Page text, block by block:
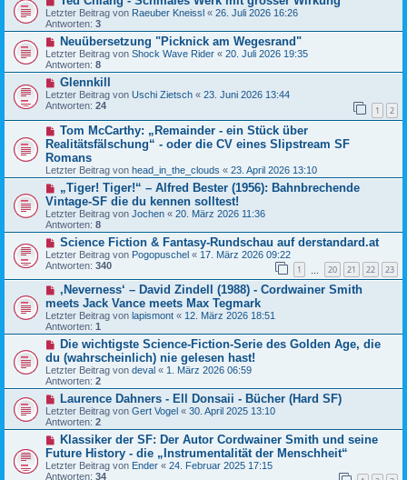
Letzter Beitrag von Raeuber Kneissl « 26. Juli 2026 16:26
Antworten: 3
Neuübersetzung "Picknick am Wegesrand"
Letzter Beitrag von Shock Wave Rider « 20. Juli 2026 19:35
Antworten: 8
Glennkill
Letzter Beitrag von Uschi Zietsch « 23. Juni 2026 13:44
Antworten: 24 1 2
Tom McCarthy: „Remainder - ein Stück über
Realitätsfälschung“ - oder die CV eines Slipstream SF
Romans
Letzter Beitrag von head_in_the_clouds « 23. April 2026 13:10
„Tiger! Tiger!“ – Alfred Bester (1956): Bahnbrechende
Vintage-SF die du kennen solltest!
Letzter Beitrag von Jochen « 20. März 2026 11:36
Antworten: 8
Science Fiction & Fantasy-Rundschau auf derstandard.at
Letzter Beitrag von Pogopuschel « 17. März 2026 09:22
Antworten: 340 1 20 21 22 23
‚Neverness‘ – David Zindell (1988) - Cordwainer Smith
meets Jack Vance meets Max Tegmark
Letzter Beitrag von lapismont « 12. März 2026 18:51
Antworten: 1
Die wichtigste Science-Fiction-Serie des Golden Age, die
du (wahrscheinlich) nie gelesen hast!
Letzter Beitrag von deval « 1. März 2026 06:59
Antworten: 2
Laurence Dahners - Ell Donsaii - Bücher (Hard SF)
Letzter Beitrag von Gert Vogel « 30. April 2025 13:10
Antworten: 2
Klassiker der SF: Der Autor Cordwainer Smith und seine
Future History - die „Instrumentalität der Menschheit“
Letzter Beitrag von Ender « 24. Februar 2025 17:15
Antworten: 34